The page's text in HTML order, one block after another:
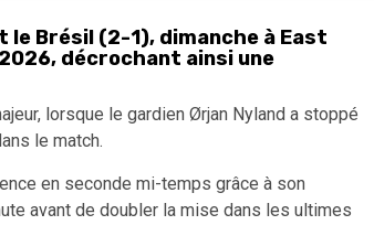
Brésil (2-1), dimanche à East
décrochant ainsi une
lorsque le gardien Ørjan Nyland a stoppé
le match.
en seconde mi-temps grâce à son
avant de doubler la mise dans les ultimes